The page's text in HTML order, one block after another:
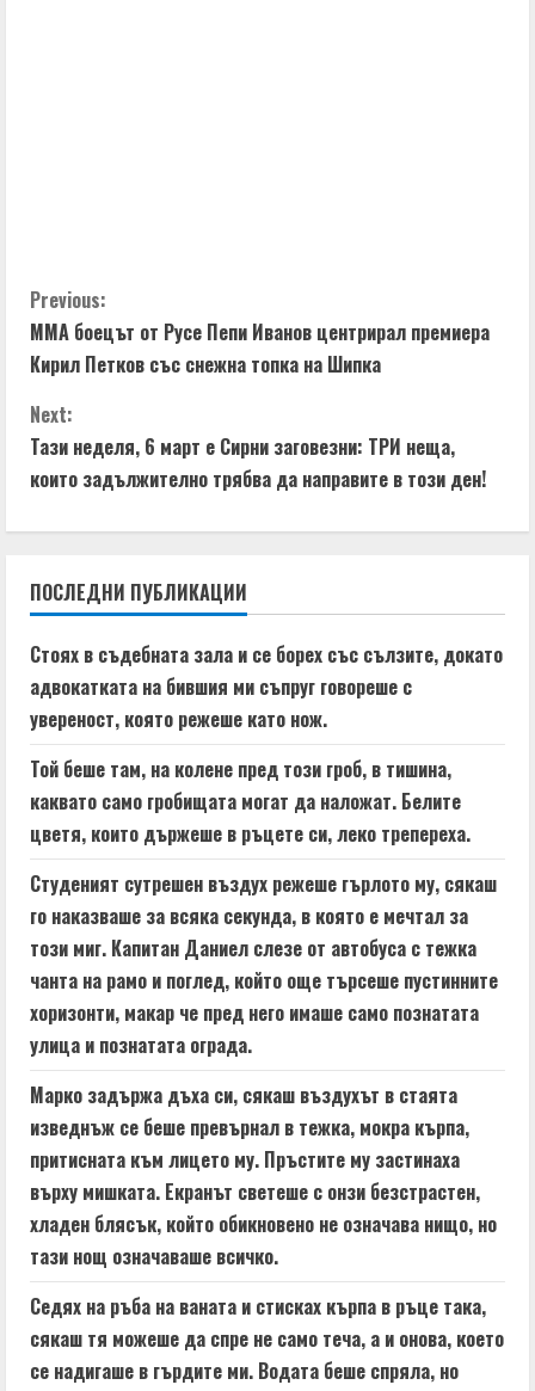
C
o
n
t
u
e
R
e
a
d
i
n
g
Previous:
ММА боецът от Русе Пепи Иванов центрирал премиера
Кирил Петков със снежна топка на Шипка
Next:
Тази неделя, 6 март е Сирни заговезни: ТРИ неща,
които задължително трябва да направите в този ден!
ПОСЛЕДНИ ПУБЛИКАЦИИ
Стоях в съдебната зала и се борех със сълзите, докато
адвокатката на бившия ми съпруг говореше с
увереност, която режеше като нож.
Той беше там, на колене пред този гроб, в тишина,
каквато само гробищата могат да наложат. Белите
цветя, които държеше в ръцете си, леко трепереха.
Студеният сутрешен въздух режеше гърлото му, сякаш
го наказваше за всяка секунда, в която е мечтал за
този миг. Капитан Даниел слезе от автобуса с тежка
чанта на рамо и поглед, който още търсеше пустинните
хоризонти, макар че пред него имаше само познатата
улица и познатата ограда.
Марко задържа дъха си, сякаш въздухът в стаята
изведнъж се беше превърнал в тежка, мокра кърпа,
притисната към лицето му. Пръстите му застинаха
върху мишката. Екранът светеше с онзи безстрастен,
хладен блясък, който обикновено не означава нищо, но
тази нощ означаваше всичко.
Седях на ръба на ваната и стисках кърпа в ръце така,
сякаш тя можеше да спре не само теча, а и онова, което
се надигаше в гърдите ми. Водата беше спряла, но